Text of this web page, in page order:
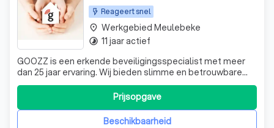
Reageert snel
GOOZZ is een erkende beveiligingsspecialist met meer
dan 25 jaar ervaring. Wij bieden slimme en betrouwbare
beveiligingsoplossingen met een sterke focus op
kwaliteit en een correcte prijs.
Beschikbaarheid
Prijsopgave
place Werkgebied Meulebeke
timelapse 11 jaar actief